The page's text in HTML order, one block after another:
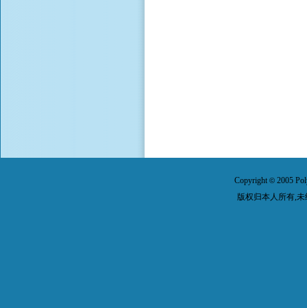
Copyright© 2005
版权归本人所有,